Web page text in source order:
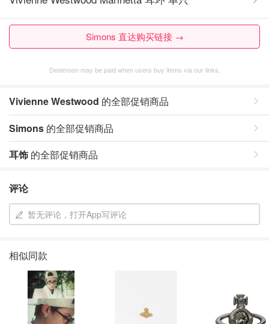
Simons 直达购买链接 →
Dealmoon may be paid when users buy items via our links.
Vivienne Westwood 的全部促销商品
Simons 的全部促销商品
耳饰 的全部促销商品
评论
暂无评论，打开App写评论
相似同款